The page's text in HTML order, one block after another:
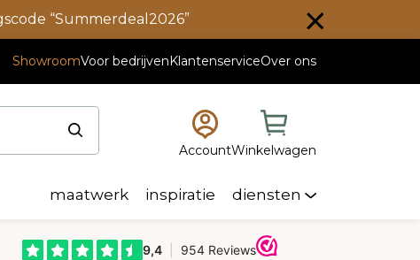
“Summerdeal2026”
ShowroomVoor bedrijvenKlantenserviceOver ons
AccountWinkelwagen
maatwerk inspiratie diensten